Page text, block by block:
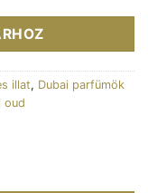
illat, Dubai parfümök
oud